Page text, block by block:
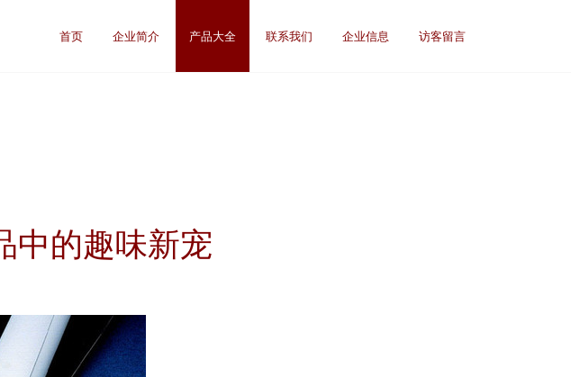
首页 企业简介 产品大全 联系我们 企业信息 访客留言
中的趣味新宠